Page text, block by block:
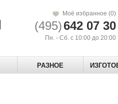
Моё избранное (0)
(495)642 07 30
Пн. - Сб. с 10:00 до 20:00
РАЗНОЕ